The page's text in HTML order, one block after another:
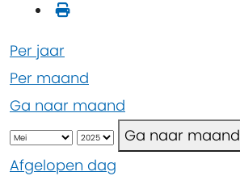
Per jaar
Per maand
Ga naar maand
Ga naar maand
Afgelopen dag